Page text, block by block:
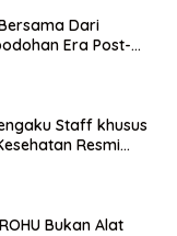
Dari
Era Post-
Staff khusus
Resmi
Bukan Alat